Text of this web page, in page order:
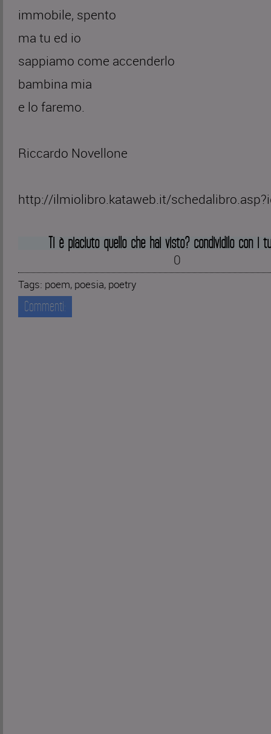
immobile, spento
ma tu ed io
sappiamo come accenderlo
bambina mia
e lo faremo.
Riccardo Novellone
http://ilmiolibro.kataweb.it/
Ti è piaciuto quello che hai visto? condividilo con i
0
Tags: poem, poesia, poetry
Commenti: